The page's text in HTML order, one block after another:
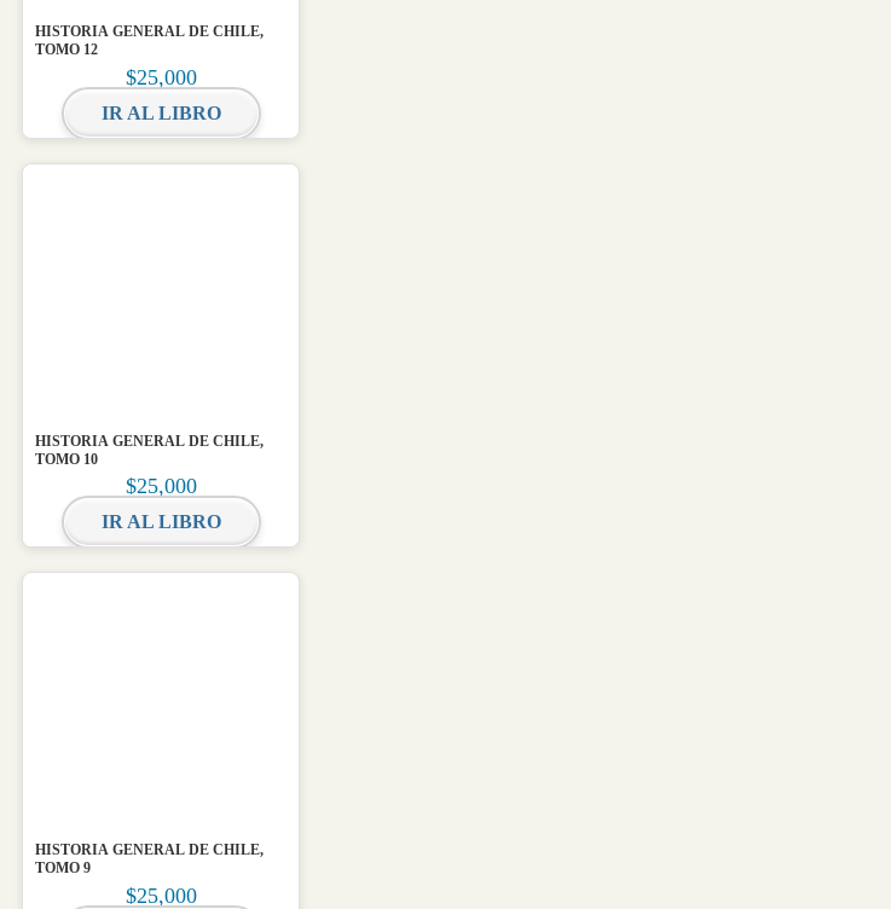
HISTORIA GENERAL DE CHILE,
TOMO 12
$25,000
IR AL LIBRO
HISTORIA GENERAL DE CHILE,
TOMO 10
$25,000
IR AL LIBRO
HISTORIA GENERAL DE CHILE,
TOMO 9
$25,000